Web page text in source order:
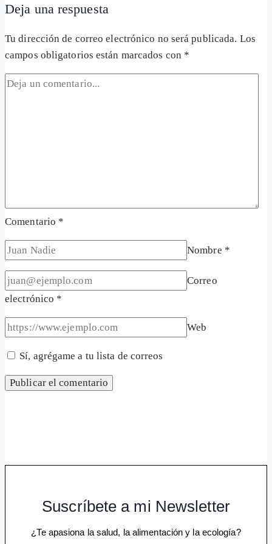
entrada:
Deja una respuesta
Tu dirección de correo electrónico no será publicada. Los
campos obligatorios están marcados con *
Comentario *
Nombre *
Correo
electrónico *
Web
Sí, agrégame a tu lista de correos
Suscríbete a mi Newsletter
¿Te apasiona la salud, la alimentación y la ecología?